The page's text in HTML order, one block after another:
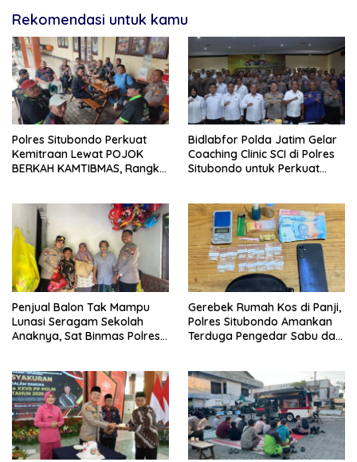
Rekomendasi untuk kamu
Polres Situbondo Perkuat
Kemitraan Lewat POJOK
BERKAH KAMTIBMAS, Rangkul
Bidlabfor Polda Jatim Gelar
Coaching Clinic SCI di Polres
Situbondo untuk Perkuat
Penjual Balon Tak Mampu
Lunasi Seragam Sekolah
Anaknya, Sat Binmas Polres
Gerebek Rumah Kos di Panji,
Polres Situbondo Amankan
Terduga Pengedar Sabu dan